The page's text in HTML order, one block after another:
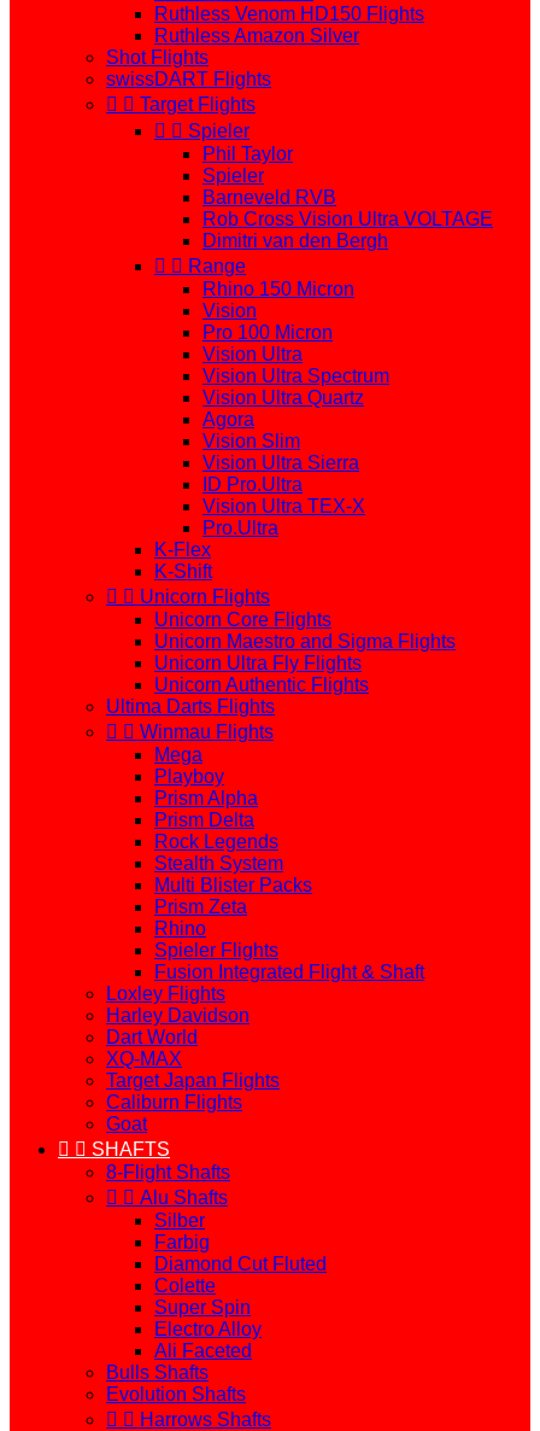
Ruthless Venom HD150 Flights
Ruthless Amazon Silver
Shot Flights
swissDART Flights
  Target Flights
  Spieler
Phil Taylor
Spieler
Barneveld RVB
Rob Cross Vision Ultra VOLTAGE
Dimitri van den Bergh
  Range
Rhino 150 Micron
Vision
Pro 100 Micron
Vision Ultra
Vision Ultra Spectrum
Vision Ultra Quartz
Agora
Vision Slim
Vision Ultra Sierra
ID Pro.Ultra
Vision Ultra TEX-X
Pro.Ultra
K-Flex
K-Shift
  Unicorn Flights
Unicorn Core Flights
Unicorn Maestro and Sigma Flights
Unicorn Ultra Fly Flights
Unicorn Authentic Flights
Ultima Darts Flights
  Winmau Flights
Mega
Playboy
Prism Alpha
Prism Delta
Rock Legends
Stealth System
Multi Blister Packs
Prism Zeta
Rhino
Spieler Flights
Fusion Integrated Flight & Shaft
Loxley Flights
Harley Davidson
Dart World
XQ-MAX
Target Japan Flights
Caliburn Flights
Goat
  SHAFTS
8-Flight Shafts
  Alu Shafts
Silber
Farbig
Diamond Cut Fluted
Colette
Super Spin
Electro Alloy
Ali Faceted
Bulls Shafts
Evolution Shafts
  Harrows Shafts